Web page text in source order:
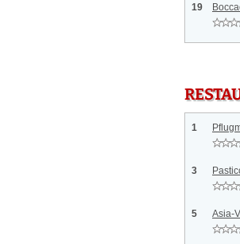
19
1
3
5 Asia-